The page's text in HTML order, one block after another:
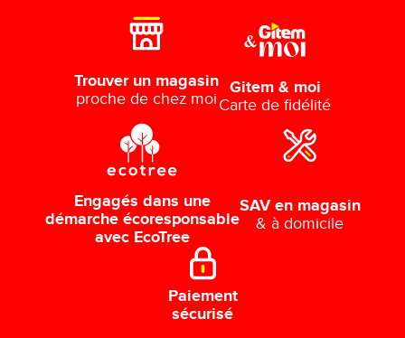
Trouver un magasin
proche de chez moi
Gitem & moi
Carte de fidélité
Engagés dans une
démarche écoresponsable
avec EcoTree
SAV en magasin
& à domicile
Paiement
sécurisé